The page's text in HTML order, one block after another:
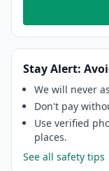
Stay Alert:
We will never
Don't pay
Use verified
places.
See all safety tips